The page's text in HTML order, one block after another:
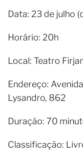
Data: 23 de julho
Horário: 20h
Local: Teatro
Endereço:
Lysandro, 862
Duração: 70
Classificação: